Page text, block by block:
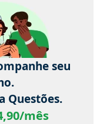
seu
Questões.
mês